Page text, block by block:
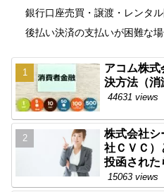
銀行口座売買・譲渡・レンタ
後払い決済の支払いが困難な
アコム株
決方法（消
44631 views
株式会社シ
社ＣＶＣ）
投函された
15063 views